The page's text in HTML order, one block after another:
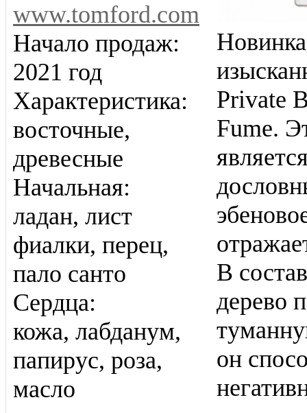
www.tomford.com
Начало продаж:
2021 год
Характеристика:
восточные,
древесные
Начальная:
ладан, лист
фиалки, перец,
пало санто
Сердца:
кожа, лабданум,
папирус, роза,
масло
Private
Fume.
В
дерево
он